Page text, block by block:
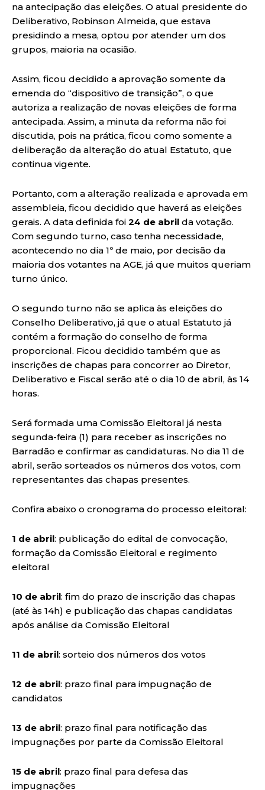
na antecipação das eleições. O atual presidente do
Deliberativo, Robinson Almeida, que estava
presidindo a mesa, optou por atender um dos
grupos, maioria na ocasião.
Assim, ficou decidido a aprovação somente da
emenda do “dispositivo de transição”, o que
autoriza a realização de novas eleições de forma
antecipada. Assim, a minuta da reforma não foi
discutida, pois na prática, ficou como somente a
deliberação da alteração do atual Estatuto, que
continua vigente.
Portanto, com a alteração realizada e aprovada em
assembleia, ficou decidido que haverá as eleições
gerais. A data definida foi 24 de abril da votação.
Com segundo turno, caso tenha necessidade,
acontecendo no dia 1º de maio, por decisão da
maioria dos votantes na AGE, já que muitos queriam
turno único.
O segundo turno não se aplica às eleições do
Conselho Deliberativo, já que o atual Estatuto já
contém a formação do conselho de forma
proporcional. Ficou decidido também que as
inscrições de chapas para concorrer ao Diretor,
Deliberativo e Fiscal serão até o dia 10 de abril, às 14
horas.
Será formada uma Comissão Eleitoral já nesta
segunda-feira (1) para receber as inscrições no
Barradão e confirmar as candidaturas. No dia 11 de
abril, serão sorteados os números dos votos, com
representantes das chapas presentes.
Confira abaixo o cronograma do processo eleitoral:
1 de abril: publicação do edital de convocação,
formação da Comissão Eleitoral e regimento
eleitoral
10 de abril: fim do prazo de inscrição das chapas
(até às 14h) e publicação das chapas candidatas
após análise da Comissão Eleitoral
11 de abril: sorteio dos números dos votos
12 de abril: prazo final para impugnação de
candidatos
13 de abril: prazo final para notificação das
impugnações por parte da Comissão Eleitoral
15 de abril: prazo final para defesa das
impugnações